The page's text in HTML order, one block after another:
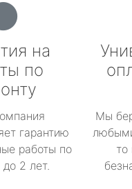
на
по
гарантию
работы по
2 лет.
Мы
то